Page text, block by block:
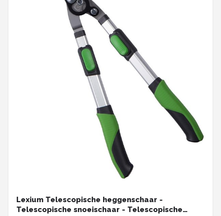
Lexium Telescopische heggenschaar -
Telescopische snoeischaar - Telescopische